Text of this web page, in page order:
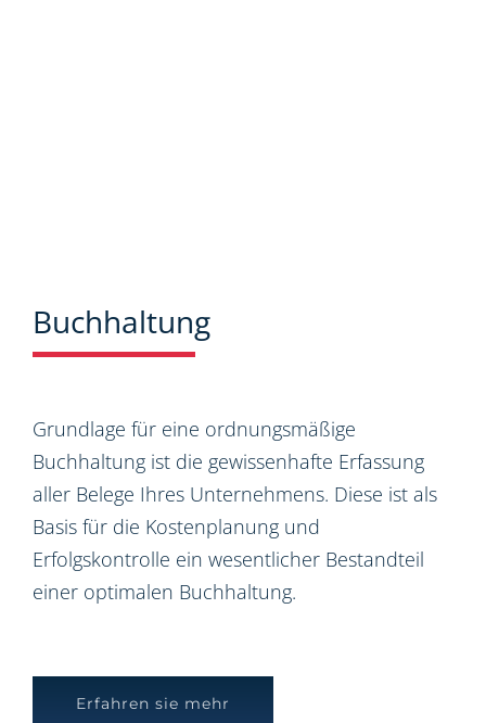
Buchhaltung
Grundlage für eine ordnungsmäßige
Buchhaltung ist die gewissenhafte Erfassung
aller Belege Ihres Unternehmens. Diese ist als
Basis für die Kostenplanung und
Erfolgskontrolle ein wesentlicher Bestandteil
einer optimalen Buchhaltung.
Erfahren sie mehr